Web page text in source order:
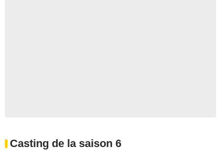
Casting de la saison 6